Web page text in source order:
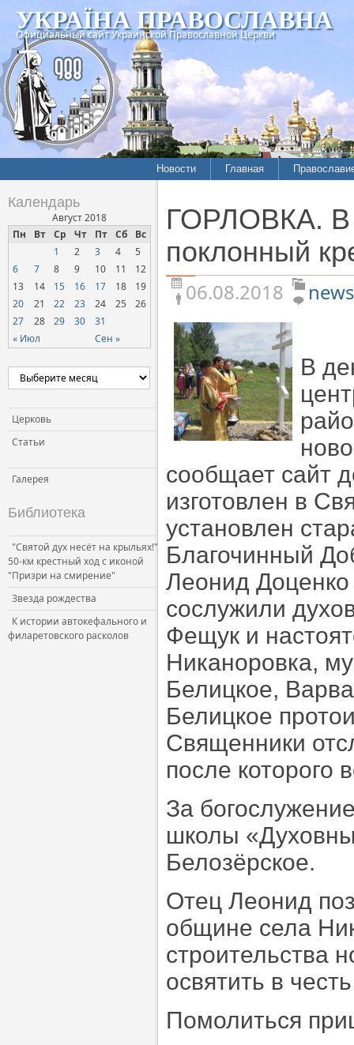
УКРАЇНА ПРАВОСЛАВНА
Официальный сайт Украинской Православной Церкви
Новости
Межконфессиональные
отношения
Нарушения прав
верующих
Официальная хроника
СОЦИАЛЬНОЕ
СЛУЖЕНИЕ
Церковь и власть
Церковь и общество
Церковь и СМИ
Главная
История
Хроники
Календарь
Август 2018
Пн
Вт Ср Чт Пт Сб Вс
« Июл Сен »
1 2 3 4
5
6
7 8 9 10 11
12
13
14 15 16 17 18
19
20
21 22 23 24 25
26
27
28 29 30 31
Церковь
Статьи
Галерея
Библиотека
"Святой дух несёт на крыльях!"
50-км крестный ход с иконой
"Призри на смирение"
Звезда рождества
К истории автокефального и
филаретовского расколов
ГОРЛОВКА. В
поклонный
06.08.2018 news
В
сообщает сайт
изготовлен в
установлен
Благочинный
Леонид
сослужили
Фещук и
Никаноровка,
Белицкое,
Белицкое
Священники
после которого
За
школы
Белозёрское.
Отец Леонид
общине села
строительства
освятить в
Помолиться